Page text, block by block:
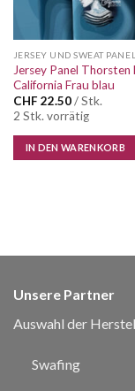
JERSEY UND SWEAT PANEL
Jersey Panel Thorsten
California Frau blau
CHF 22.50/ Stk.
2 Stk. vorrätig
IN DEN WARENKORB
Unsere Partner
Auswahl der
Swafing